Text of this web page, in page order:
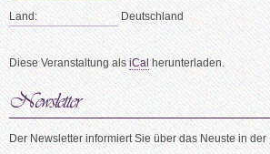
Land: Deutschland
Diese Veranstaltung alsiCalherunterladen.
Der Newsletter informiert Sie über das Neuste in